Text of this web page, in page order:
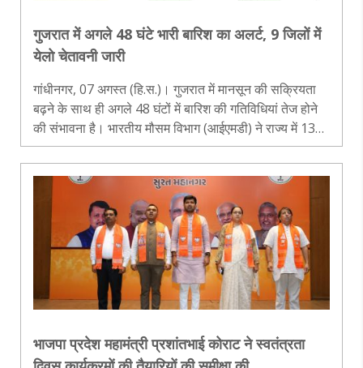
गुजरात में अगले 48 घंटे भारी बारिश का अलर्ट, 9 जिलों में
येलो चेतावनी जारी
गांधीनगर, 07 अगस्त (हि.स.)। गुजरात में मानसून की सक्रियता
बढ़ने के साथ ही अगले 48 घंटों में बारिश की गतिविधियां तेज होने
की संभावना है। भारतीय मौसम विभाग (आईएमडी) ने राज्य में 13
अगस्त तक हल्की से मध्यम बारिश का पूर्वानुमान जारी किया है।
वहीं, 8 और..
भाजपा प्रदेश महामंत्री प्रशांतभाई कोराट ने स्वतंत्रता